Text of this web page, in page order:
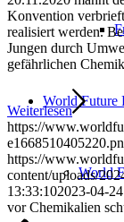
World Future
World
Konvention
realisiert werden.
Jungen durch
gefährlichen
Weiterlesen
https://
https://
content/uploads/
13:33:102023-04-
vor Chemikalien